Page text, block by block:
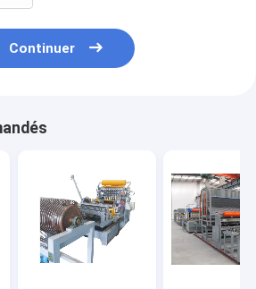
Continuer